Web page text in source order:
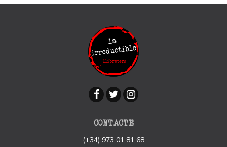
CONTACTE
(+34) 973 01 81 68